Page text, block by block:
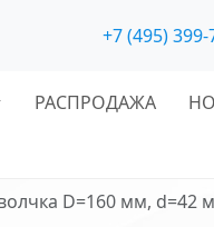
+7 (495) 399-
РАСПРОДАЖА
D=160 мм, d=42